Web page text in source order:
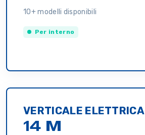
10+ modelli disponibili
Per interno
VERTICALE ELETTRICA
14 M